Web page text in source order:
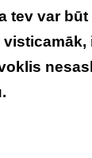
tev var